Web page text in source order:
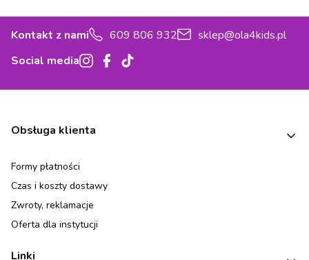
Kontakt z nami 609 806 932
sklep@ola4kids.pl
Social media
Linki w stopce
Obsługa klienta
Formy płatności
Czas i koszty dostawy
Zwroty, reklamacje
Oferta dla instytucji
Linki